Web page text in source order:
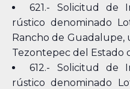
621.- Solicitud de
rústico denominado
Rancho de Guadalupe,
Tezontepec del Estado
612.- Solicitud de
rústico denominado